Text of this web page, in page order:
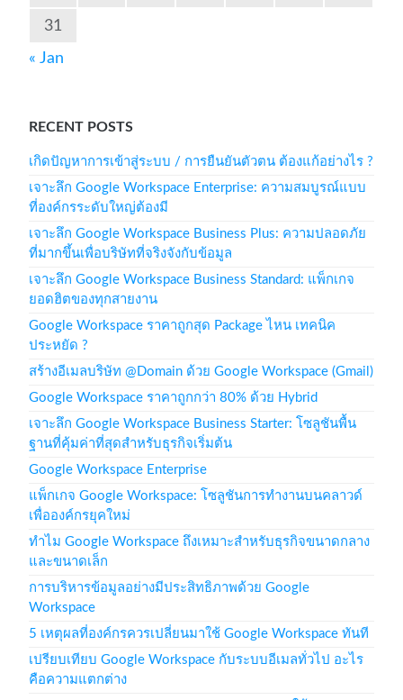
31
« Jan
RECENT POSTS
เกิดปัญหาการเข้าสู่ระบบ / การยืนยันตัวตน ต้องแก้อย่างไร ?
เจาะลึก Google Workspace Enterprise: ความสมบูรณ์แบบ
ที่องค์กรระดับใหญ่ต้องมี
เจาะลึก Google Workspace Business Plus: ความปลอดภัย
ที่มากขึ้นเพื่อบริษัทที่จริงจังกับข้อมูล
เจาะลึก Google Workspace Business Standard: แพ็กเกจ
ยอดฮิตของทุกสายงาน
Google Workspace ราคาถูกสุด Package ไหน เทคนิค
ประหยัด ?
สร้างอีเมลบริษัท @Domain ด้วย Google Workspace (Gmail)
Google Workspace ราคาถูกกว่า 80% ด้วย Hybrid
เจาะลึก Google Workspace Business Starter: โซลูชันพื้น
ฐานที่คุ้มค่าที่สุดสำหรับธุรกิจเริ่มต้น
Google Workspace Enterprise
แพ็กเกจ Google Workspace: โซลูชันการทำงานบนคลาวด์
เพื่อองค์กรยุคใหม่
ทำไม Google Workspace ถึงเหมาะสำหรับธุรกิจขนาดกลาง
และขนาดเล็ก
การบริหารข้อมูลอย่างมีประสิทธิภาพด้วย Google
Workspace
5 เหตุผลที่องค์กรควรเปลี่ยนมาใช้ Google Workspace ทันที
เปรียบเทียบ Google Workspace กับระบบอีเมลทั่วไป อะไร
คือความแตกต่าง